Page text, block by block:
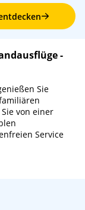
-
Sie
von einer
Service